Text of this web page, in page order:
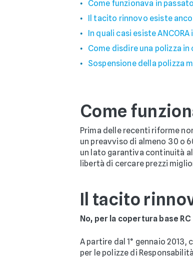
Come funzionava in
Il tacito rinnovo esiste
In quali casi esiste
Come disdire una polizza
Sospensione della polizza
Come
Prima delle recenti riforme
un preavviso di almeno 30 o
un lato garantiva continuità
libertà di cercare prezzi
Il tacito
No, per la copertura base
A partire dal 1° gennaio
per le polizze di